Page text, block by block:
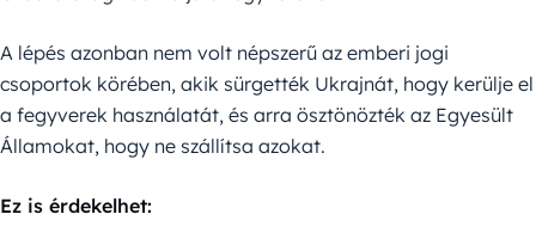
A lépés azonban nem volt népszerű az emberi jogi
csoportok körében, akik sürgették Ukrajnát, hogy kerülje el
a fegyverek használatát, és arra ösztönözték az Egyesült
Államokat, hogy ne szállítsa azokat.
Ez is érdekelhet: